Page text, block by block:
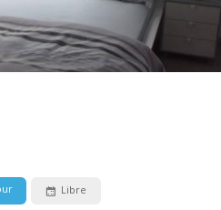
Libre
Salle de bain:
Commune
Superficie:
230 m
2
Pièces privées:
7
communautaire,
Animaux de compagnie:
Non